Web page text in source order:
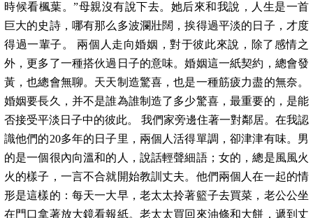
時候看楓葉。”母親沒有說下去。她后來和我說，人生是一首
巨大的史詩，哪有那么多波瀾壯闊，挨得過平淡的日子，才度
得過一輩子。 兩個人走向婚姻，對于彼此來說，除了感情之
外，更多了一種搭伙過日子的意味。婚姻這一紙契約，總會發
黃，也總會無聊。天天制造驚喜，也是一種筋疲力盡的無奈。
婚姻要長久，并不是誰為誰制造了多少驚喜，最重要的，是能
否接受平淡日子中的彼此。 我們家旁邊住著一對鄰居。在我認
識他們的20多年的日子里，兩個人活得單調，卻津津有味。男
的是一個很內向溫和的人，說話輕聲細語；女的，總是風風火
火的樣子，一言不合就開始教訓丈夫。他們兩個人在一起的情
形是這樣的：每天一大早，老太太拎著籃子去買菜，老公公坐
在門口拿著放大鏡看報紙。老太太買回來油條和大餅，遞到丈